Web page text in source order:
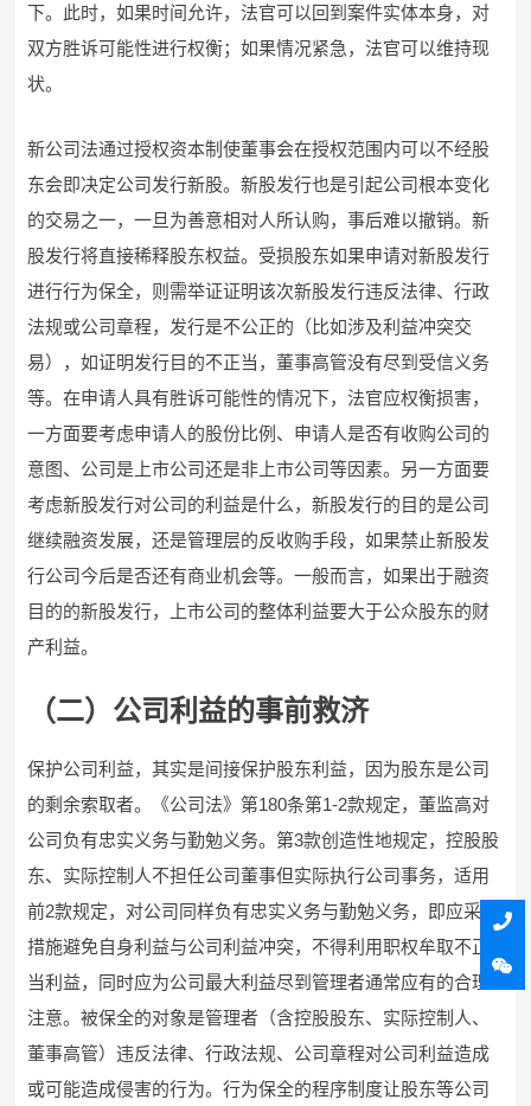
下。此时，如果时间允许，法官可以回到案件实体本身，对
双方胜诉可能性进行权衡；如果情况紧急，法官可以维持现
状。
新公司法通过授权资本制使董事会在授权范围内可以不经股
东会即决定公司发行新股。新股发行也是引起公司根本变化
的交易之一，一旦为善意相对人所认购，事后难以撤销。新
股发行将直接稀释股东权益。受损股东如果申请对新股发行
进行行为保全，则需举证证明该次新股发行违反法律、行政
法规或公司章程，发行是不公正的（比如涉及利益冲突交
易），如证明发行目的不正当，董事高管没有尽到受信义务
等。在申请人具有胜诉可能性的情况下，法官应权衡损害，
一方面要考虑申请人的股份比例、申请人是否有收购公司的
意图、公司是上市公司还是非上市公司等因素。另一方面要
考虑新股发行对公司的利益是什么，新股发行的目的是公司
继续融资发展，还是管理层的反收购手段，如果禁止新股发
行公司今后是否还有商业机会等。一般而言，如果出于融资
目的的新股发行，上市公司的整体利益要大于公众股东的财
产利益。
（二）公司利益的事前救济
保护公司利益，其实是间接保护股东利益，因为股东是公司
的剩余索取者。《公司法》第180条第1-2款规定，董监高对
公司负有忠实义务与勤勉义务。第3款创造性地规定，控股股
东、实际控制人不担任公司董事但实际执行公司事务，适用
前2款规定，对公司同样负有忠实义务与勤勉义务，即应采取
措施避免自身利益与公司利益冲突，不得利用职权牟取不正
当利益，同时应为公司最大利益尽到管理者通常应有的合理
注意。被保全的对象是管理者（含控股股东、实际控制人、
董事高管）违反法律、行政法规、公司章程对公司利益造成
或可能造成侵害的行为。行为保全的程序制度让股东等公司